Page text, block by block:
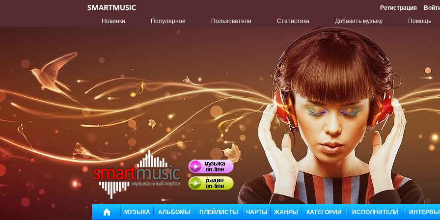
Регистрация
Новинки
Популярное Пользователи Статистика Добавить музыку Помощь
МУЗЫКА АЛЬБОМЫ ПЛЕЙЛИСТЫ ЧАРТЫ ЖАНРЫ КАТЕГОРИИ ИСПОЛНИТЕЛИ